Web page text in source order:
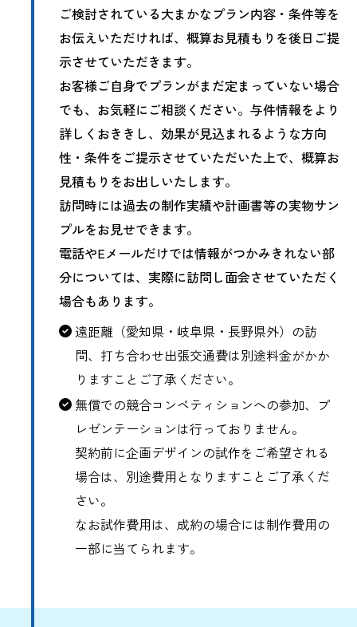
ご検討されている大まかなプラン内容・条件等を
お伝えいただければ、概算お見積もりを後日ご提
示させていただきます。
お客様ご自身でプランがまだ定まっていない場合
でも、お気軽にご相談ください。与件情報をより
詳しくおききし、効果が見込まれるような方向
性・条件をご提示させていただいた上で、概算お
見積もりをお出しいたします。
訪問時には過去の制作実績や計画書等の実物サン
プルをお見せできます。
電話やEメールだけでは情報がつかみきれない部
分については、実際に訪問し面会させていただく
場合もあります。
遠距離（愛知県・岐阜県・長野県外）の訪
問、打ち合わせ出張交通費は別途料金がかか
りますことご了承ください。
無償での競合コンペティションへの参加、プ
レゼンテーションは行っておりません。
契約前に企画デザインの試作をご希望される
場合は、別途費用となりますことご了承くだ
さい。
なお試作費用は、成約の場合には制作費用の
一部に当てられます。